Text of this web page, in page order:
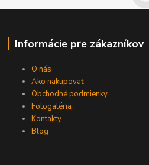
Informácie pre zákazníkov
O nás
Ako nakupovať
Obchodné podmienky
Fotogaléria
Kontakty
Blog